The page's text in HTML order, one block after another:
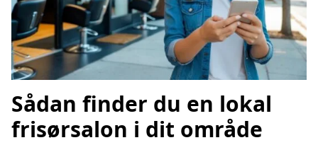
Sådan finder du en lokal
frisørsalon i dit område